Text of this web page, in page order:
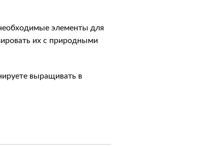
элементы для
их с природными
выращивать в